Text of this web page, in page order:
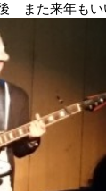
また来年もい